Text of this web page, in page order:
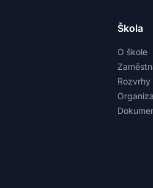
Škola
O škole
Rozvrhy